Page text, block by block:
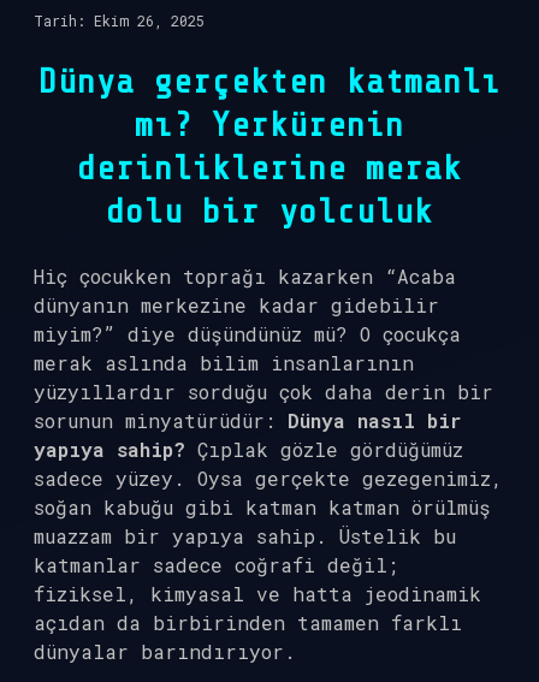
Tarih: Ekim 26, 2025
Dünya gerçekten katmanlı
mı? Yerkürenin
derinliklerine merak
dolu bir yolculuk
Hiç çocukken toprağı kazarken “Acaba
dünyanın merkezine kadar gidebilir
miyim?” diye düşündünüz mü? O çocukça
merak aslında bilim insanlarının
yüzyıllardır sorduğu çok daha derin bir
sorunun minyatürüdür: Dünya nasıl bir
yapıya sahip? Çıplak gözle gördüğümüz
sadece yüzey. Oysa gerçekte gezegenimiz,
soğan kabuğu gibi katman katman örülmüş
muazzam bir yapıya sahip. Üstelik bu
katmanlar sadece coğrafi değil;
fiziksel, kimyasal ve hatta jeodinamik
açıdan da birbirinden tamamen farklı
dünyalar barındırıyor.